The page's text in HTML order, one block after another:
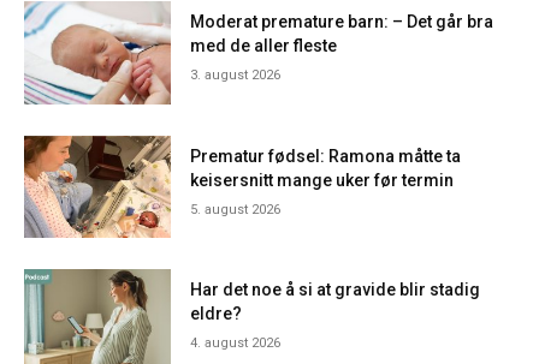
Moderat premature barn: – Det går bra
med de aller fleste
3. august 2026
Prematur fødsel: Ramona måtte ta
keisersnitt mange uker før termin
5. august 2026
Har det noe å si at gravide blir stadig
eldre?
4. august 2026